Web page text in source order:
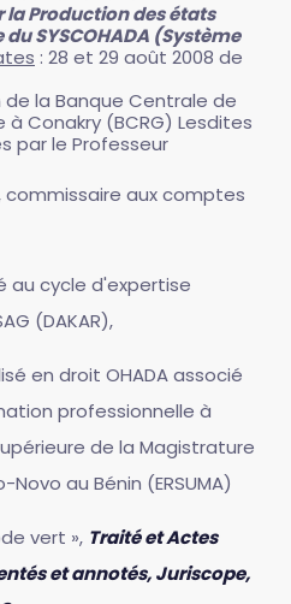
Production des états
SYSCOHADA (Système
: 28 et 29 août 2008 de
la Banque Centrale de
Conakry (BCRG) Lesdites
par le Professeur
aux comptes
au cycle d'expertise
(DAKAR),
en droit OHADA associé
professionnelle à
de la Magistrature
Novo au Bénin (ERSUMA)
vert », Traité et Actes
et annotés, Juriscope,